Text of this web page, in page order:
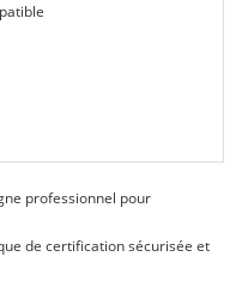
professionnel pour
de certification sécurisée et